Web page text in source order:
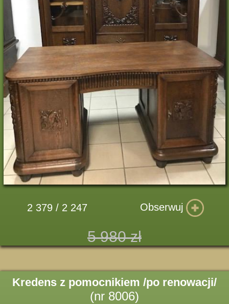
2 379 / 2 247 Obserwuj
5 980 zł
Kredens z pomocnikiem /po renowacji/
(nr 8006)